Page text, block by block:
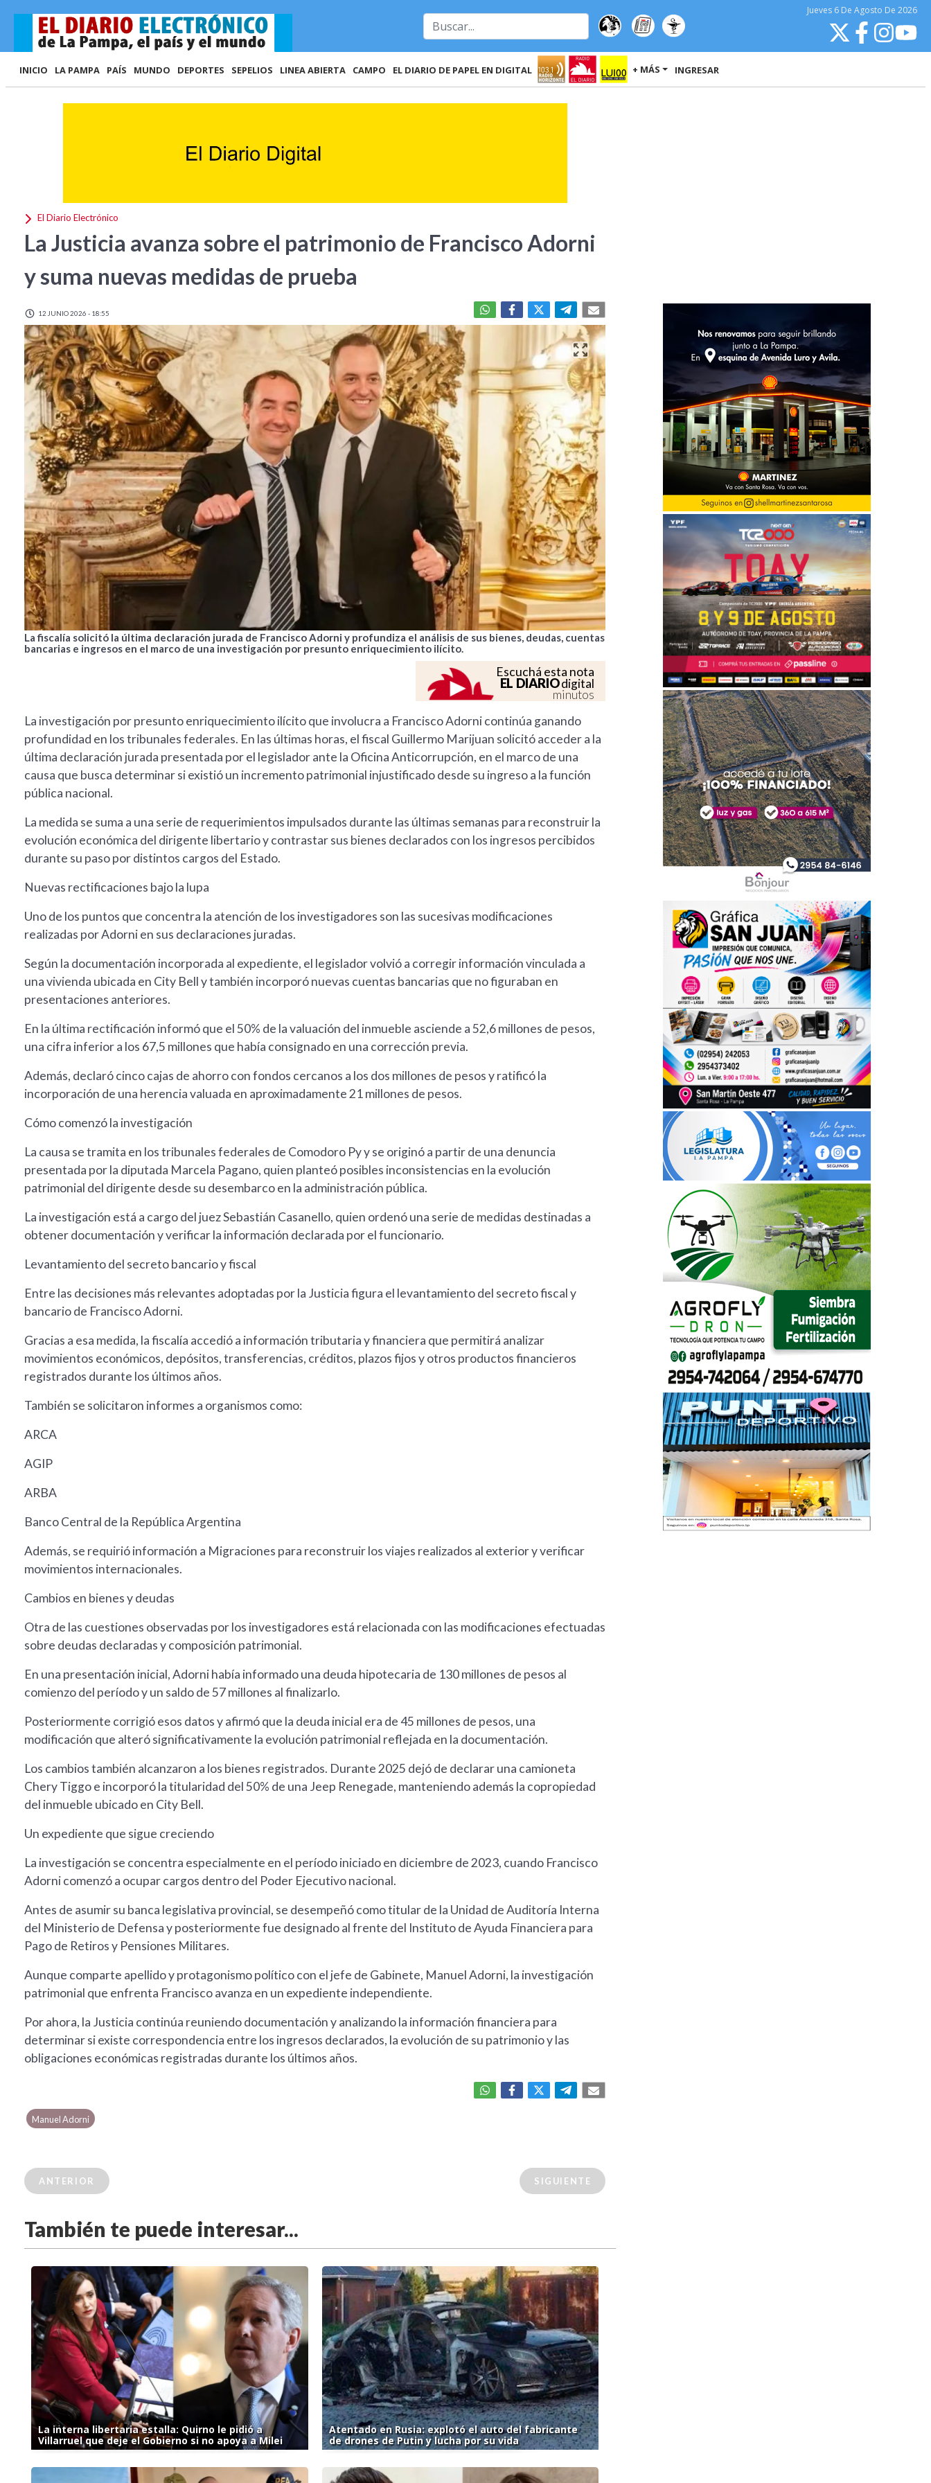
Jueves 6 De Agosto De 2026
INICIO LA PAMPA PAÍS MUNDO DEPORTES SEPELIOS LINEA ABIERTA CAMPO EL DIARIO DE PAPEL EN DIGITAL + MÁS INGRESAR
El Diario Electrónico
La Justicia avanza sobre el patrimonio de Francisco Adorni
y suma nuevas medidas de prueba
12 JUNIO 2026 - 18:55
La fiscalía solicitó la última declaración jurada de Francisco Adorni y profundiza el análisis de sus bienes, deudas, cuentas
bancarias e ingresos en el marco de una investigación por presunto enriquecimiento ilícito.
Escuchá esta nota
EL DIARIOdigital
minutos
La investigación por presunto enriquecimiento ilícito que involucra a Francisco Adorni continúa ganando
profundidad en los tribunales federales. En las últimas horas, el fiscal Guillermo Marijuan solicitó acceder a la
última declaración jurada presentada por el legislador ante la Oficina Anticorrupción, en el marco de una
causa que busca determinar si existió un incremento patrimonial injustificado desde su ingreso a la función
pública nacional.
La medida se suma a una serie de requerimientos impulsados durante las últimas semanas para reconstruir la
evolución económica del dirigente libertario y contrastar sus bienes declarados con los ingresos percibidos
durante su paso por distintos cargos del Estado.
Nuevas rectificaciones bajo la lupa
Uno de los puntos que concentra la atención de los investigadores son las sucesivas modificaciones
realizadas por Adorni en sus declaraciones juradas.
Según la documentación incorporada al expediente, el legislador volvió a corregir información vinculada a
una vivienda ubicada en City Bell y también incorporó nuevas cuentas bancarias que no figuraban en
presentaciones anteriores.
En la última rectificación informó que el 50% de la valuación del inmueble asciende a 52,6 millones de pesos,
una cifra inferior a los 67,5 millones que había consignado en una corrección previa.
Además, declaró cinco cajas de ahorro con fondos cercanos a los dos millones de pesos y ratificó la
incorporación de una herencia valuada en aproximadamente 21 millones de pesos.
Cómo comenzó la investigación
La causa se tramita en los tribunales federales de Comodoro Py y se originó a partir de una denuncia
presentada por la diputada Marcela Pagano, quien planteó posibles inconsistencias en la evolución
patrimonial del dirigente desde su desembarco en la administración pública.
La investigación está a cargo del juez Sebastián Casanello, quien ordenó una serie de medidas destinadas a
obtener documentación y verificar la información declarada por el funcionario.
Levantamiento del secreto bancario y fiscal
Entre las decisiones más relevantes adoptadas por la Justicia figura el levantamiento del secreto fiscal y
bancario de Francisco Adorni.
Gracias a esa medida, la fiscalía accedió a información tributaria y financiera que permitirá analizar
movimientos económicos, depósitos, transferencias, créditos, plazos fijos y otros productos financieros
registrados durante los últimos años.
También se solicitaron informes a organismos como:
ARCA
AGIP
ARBA
Banco Central de la República Argentina
Además, se requirió información a Migraciones para reconstruir los viajes realizados al exterior y verificar
movimientos internacionales.
Cambios en bienes y deudas
Otra de las cuestiones observadas por los investigadores está relacionada con las modificaciones efectuadas
sobre deudas declaradas y composición patrimonial.
En una presentación inicial, Adorni había informado una deuda hipotecaria de 130 millones de pesos al
comienzo del período y un saldo de 57 millones al finalizarlo.
Posteriormente corrigió esos datos y afirmó que la deuda inicial era de 45 millones de pesos, una
modificación que alteró significativamente la evolución patrimonial reflejada en la documentación.
Los cambios también alcanzaron a los bienes registrados. Durante 2025 dejó de declarar una camioneta
Chery Tiggo e incorporó la titularidad del 50% de una Jeep Renegade, manteniendo además la copropiedad
del inmueble ubicado en City Bell.
Un expediente que sigue creciendo
La investigación se concentra especialmente en el período iniciado en diciembre de 2023, cuando Francisco
Adorni comenzó a ocupar cargos dentro del Poder Ejecutivo nacional.
Antes de asumir su banca legislativa provincial, se desempeñó como titular de la Unidad de Auditoría Interna
del Ministerio de Defensa y posteriormente fue designado al frente del Instituto de Ayuda Financiera para
Pago de Retiros y Pensiones Militares.
Aunque comparte apellido y protagonismo político con el jefe de Gabinete, Manuel Adorni, la investigación
patrimonial que enfrenta Francisco avanza en un expediente independiente.
Por ahora, la Justicia continúa reuniendo documentación y analizando la información financiera para
determinar si existe correspondencia entre los ingresos declarados, la evolución de su patrimonio y las
obligaciones económicas registradas durante los últimos años.
Manuel Adorni
ANTERIOR SIGUIENTE
También te puede interesar...
La interna libertaria estalla: Quirno le pidió a
Villarruel que deje el Gobierno si no apoya a Milei
Atentado en Rusia: explotó el auto del fabricante
de drones de Putin y lucha por su vida